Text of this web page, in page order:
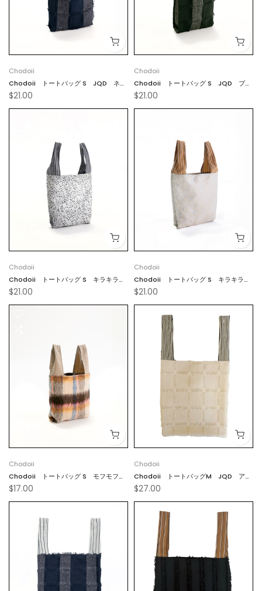
Chodoii
Chodoii トートバッグ S JQD ネイ
ビーホワイト
$21.00
Chodoii
Chodoii トートバッグ S JQD ブラ
ックホワイト
$21.00
Chodoii
Chodoii トートバッグ S キラキラブ
ルー
$21.00
Chodoii
Chodoii トートバッグ S キラキララ
イトブルー
$21.00
Chodoii
Chodoii トートバッグ S モフモフブ
ラウン
$17.00
Chodoii
Chodoii トートバッグM JQD アイ
ボリー
$27.00